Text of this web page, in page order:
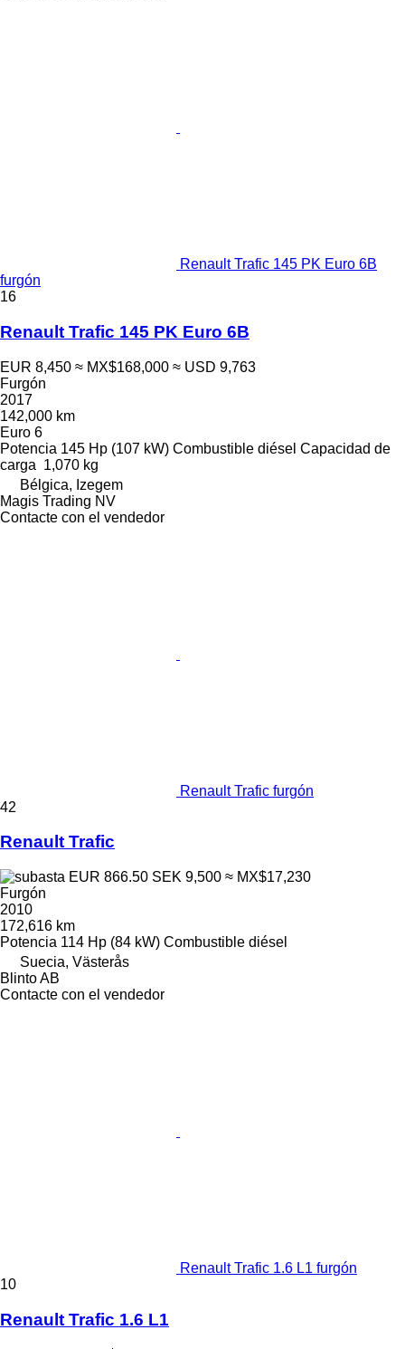
Renault Trafic 145 PK Euro 6B
furgón
16
Renault Trafic 145 PK Euro 6B
EUR 8,450 ≈ MX$168,000 ≈ USD 9,763
Furgón
2017
142,000 km
Euro 6
Potencia 145 Hp (107 kW) Combustible diésel Capacidad de
carga 1,070 kg
Bélgica, Izegem
Magis Trading NV
Contacte con el vendedor
Renault Trafic furgón
42
Renault Trafic
EUR 866.50 SEK 9,500 ≈ MX$17,230
Furgón
2010
172,616 km
Potencia 114 Hp (84 kW) Combustible diésel
Suecia, Västerås
Blinto AB
Contacte con el vendedor
Renault Trafic 1.6 L1 furgón
10
Renault Trafic 1.6 L1